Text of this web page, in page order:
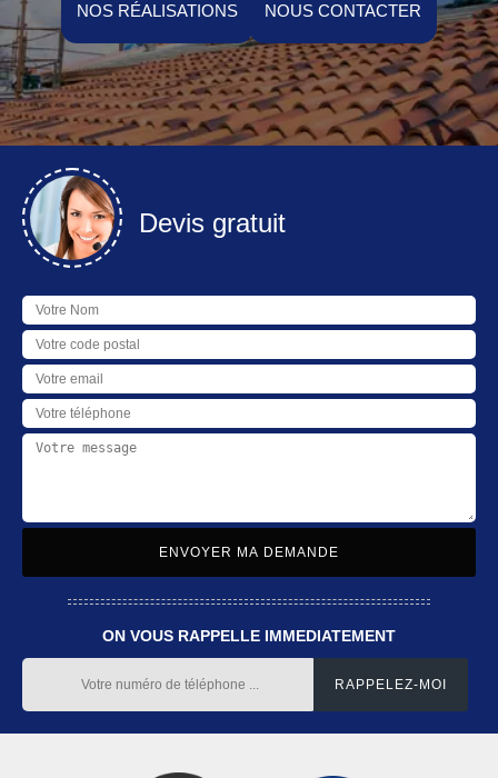
NOS RÉALISATIONS NOUS CONTACTER
Devis gratuit
ON VOUS RAPPELLE IMMEDIATEMENT